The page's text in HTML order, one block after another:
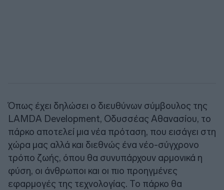
Όπως έχει δηλώσει ο διευθύνων σύμβουλος της
LAMDA Development, Οδυσσέας Αθανασίου, το
πάρκο αποτελεί μια νέα πρόταση, που εισάγει στη
χώρα μας αλλά και διεθνώς ένα νέο-σύγχρονο
τρόπο ζωής, όπου θα συνυπάρχουν αρμονικά η
φύση, οι άνθρωποι και οι πιο προηγμένες
εφαρμογές της τεχνολογίας. Το πάρκο θα